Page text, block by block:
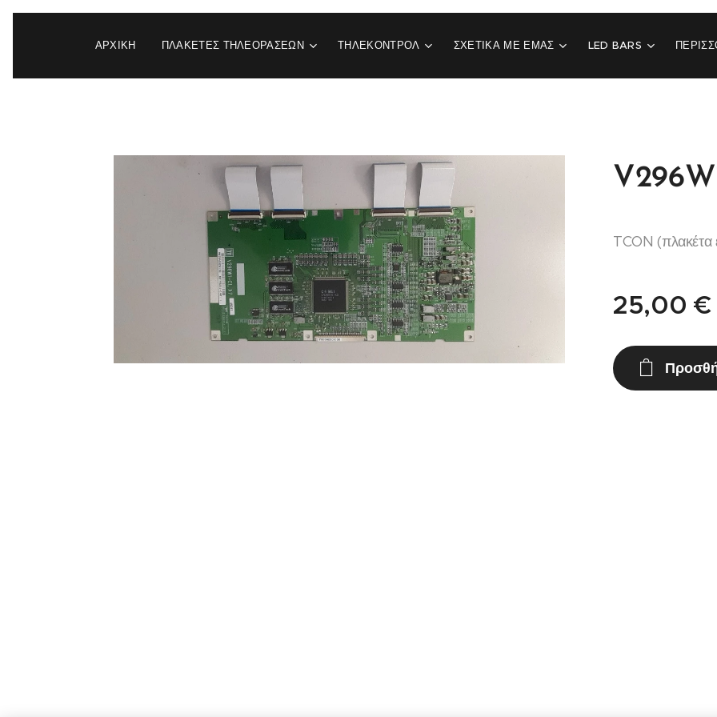
ΑΡΧΙΚΉ ΠΛΑΚΕΤΕΣ ΤΗΛΕΟΡΑΣΕΩΝ ΤΗΛΕΚΟΝΤΡΟΛ ΣΧΕΤΙΚΆ ΜΕ ΕΜΆΣ LED BARS
TCON (πλακέτα
25,00 €